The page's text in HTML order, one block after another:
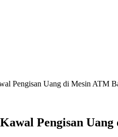
Pengisan Uang di Mesin ATM
Pengisan